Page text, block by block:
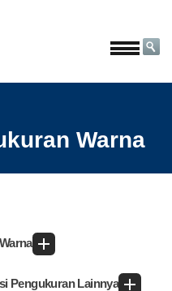
Warna
Pengukuran Lainnya